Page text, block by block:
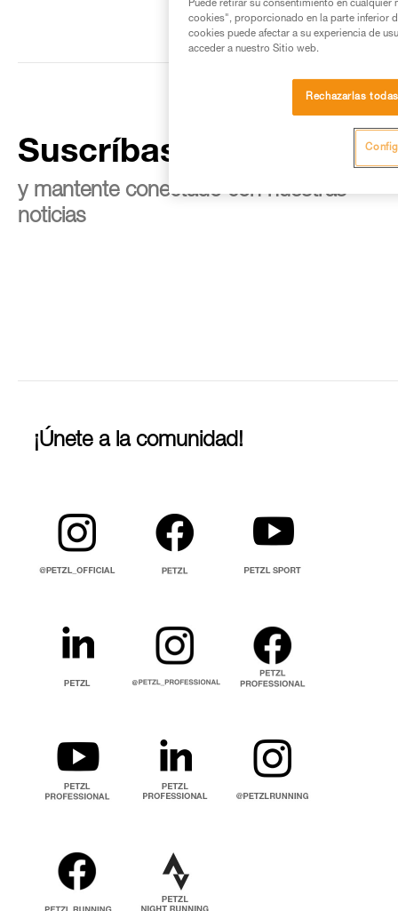
Suscríbase al boletín
y mantente conectado con nuestras
noticias
¡Únete a la comunidad!
Puede retirar su consentimiento en
cookies", proporcionado en la parte inferior
cookies puede afectar a su experiencia de
acceder a nuestro Sitio web.
Rechazarlas